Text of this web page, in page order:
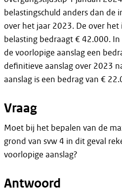
belastingschuld anders dan de
over het jaar 2023. De over
belasting bedraagt € 42.000.
de voorlopige aanslag een
definitieve aanslag over 2023
aanslag is een bedrag van €
Vraag
Moet bij het bepalen van de
grond van svw 4 in dit geval
voorlopige aanslag?
Antwoord